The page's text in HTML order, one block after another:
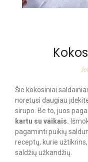
Šie kokosiniai
norėtųsi daugiau
sirupo. Be to, juos
kartu su vaikais.
pagaminti puikių
receptų, kurie
saldžių užkandžių.